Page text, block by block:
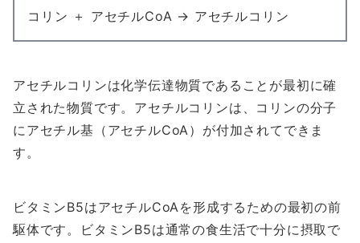
コリン ＋ アセチルCoA → アセチルコリン
アセチルコリンは化学伝達物質であることが最初に確
立された物質です。アセチルコリンは、コリンの分子
にアセチル基（アセチルCoA）が付加されてできま
す。
ビタミンB5はアセチルCoAを形成するための最初の前
駆体です。ビタミンB5は通常の食生活で十分に摂取で